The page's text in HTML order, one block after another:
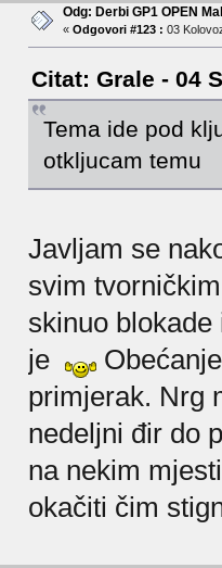
Odg: Derbi GP1 OPEN
« Odgovori #123 : 03
Citat: Grale - 04
Tema ide pod
otkljucam temu
Javljam se
svim
skinuo
je
primjerak. Nrg
nedeljni đir do
na nekim
okačiti čim